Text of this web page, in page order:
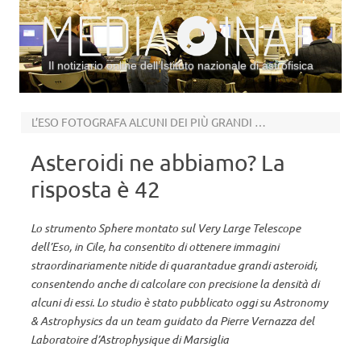
Il notiziario online dell’Istituto nazionale di astrofisica
L’ESO FOTOGRAFA ALCUNI DEI PIÙ GRANDI ASTEROIDI DEL SISTEMA SOLARE
Asteroidi ne abbiamo? La
risposta è 42
Lo strumento Sphere montato sul Very Large Telescope
dell’Eso, in Cile, ha consentito di ottenere immagini
straordinariamente nitide di quarantadue grandi asteroidi,
consentendo anche di calcolare con precisione la densità di
alcuni di essi. Lo studio è stato pubblicato oggi su Astronomy
& Astrophysics da un team guidato da Pierre Vernazza del
Laboratoire d’Astrophysique di Marsiglia